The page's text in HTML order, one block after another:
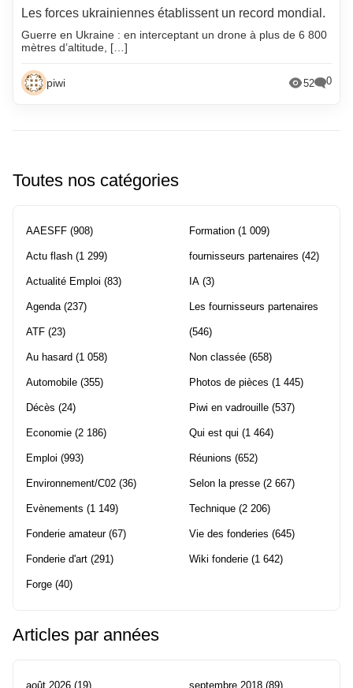
Les forces ukrainiennes établissent un record mondial.
Guerre en Ukraine : en interceptant un drone à plus de 6 800
mètres d’altitude, […]
piwi 52 0
Toutes nos catégories
AAESFF (908)
Actu flash (1 299)
Actualité Emploi (83)
Agenda (237)
ATF (23)
Au hasard (1 058)
Automobile (355)
Décès (24)
Economie (2 186)
Emploi (993)
Environnement/C02 (36)
Evènements (1 149)
Fonderie amateur(67)
Fonderie d'art (291)
Forge (40)
Formation (1 009)
fournisseurs partenaires (42)
IA (3)
Les fournisseurs partenaires
(546)
Non classée (658)
Photos de pièces (1 445)
Piwi en vadrouille (537)
Qui est qui (1 464)
Réunions (652)
Selon la presse (2 667)
Technique (2 206)
Vie des fonderies (645)
Wiki fonderie (1 642)
Articles par années
août 2026 (19) septembre 2018 (89)